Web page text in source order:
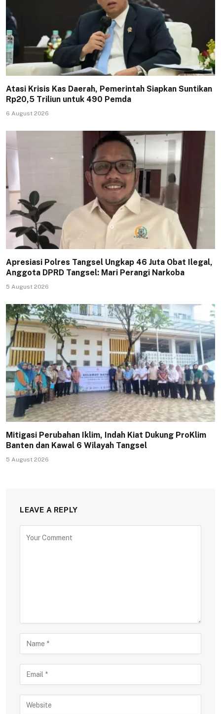
Atasi Krisis Kas Daerah, Pemerintah Siapkan Suntikan
Rp20,5 Triliun untuk 490 Pemda
6 August 2026
Apresiasi Polres Tangsel Ungkap 46 Juta Obat Ilegal,
Anggota DPRD Tangsel: Mari Perangi Narkoba
5 August 2026
Mitigasi Perubahan Iklim, Indah Kiat Dukung ProKlim
Banten dan Kawal 6 Wilayah Tangsel
5 August 2026
LEAVE A REPLY